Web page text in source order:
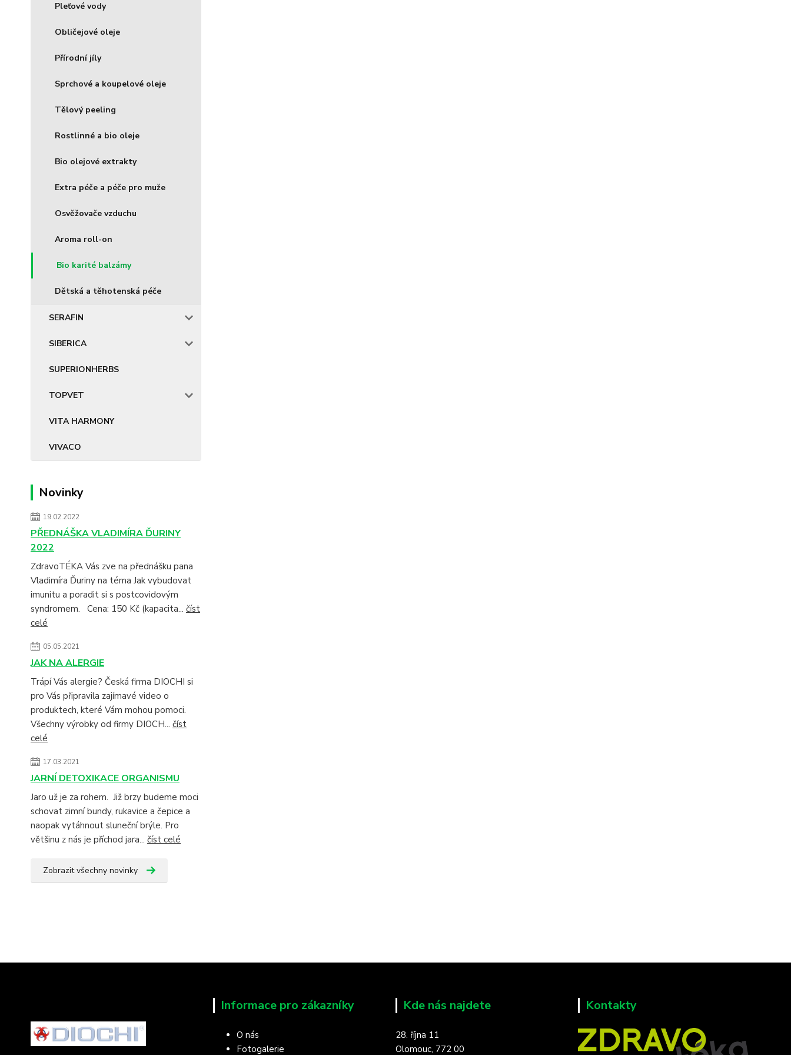
Pleťové vody
Obličejové oleje
Přírodní jíly
Sprchové a koupelové oleje
Tělový peeling
Rostlinné a bio oleje
Bio olejové extrakty
Extra péče a péče pro muže
Osvěžovače vzduchu
Aroma roll-on
Bio karité balzámy
Dětská a těhotenská péče
SERAFIN
SIBERICA
SUPERIONHERBS
TOPVET
VITA HARMONY
VIVACO
Novinky
19.02.2022
PŘEDNÁŠKA VLADIMÍRA ĎURINY
2022
ZdravoTÉKA Vás zve na přednášku pana
Vladimíra Ďuriny na téma Jak vybudovat
imunitu a poradit si s postcovidovým
syndromem. Cena: 150 Kč (kapacita... číst
celé
05.05.2021
JAK NA ALERGIE
Trápí Vás alergie? Česká firma DIOCHI si
pro Vás připravila zajímavé video o
produktech, které Vám mohou pomoci.
Všechny výrobky od firmy DIOCH... číst
celé
17.03.2021
JARNÍ DETOXIKACE ORGANISMU
Jaro už je za rohem. Již brzy budeme moci
schovat zimní bundy, rukavice a čepice a
naopak vytáhnout sluneční brýle. Pro
většinu z nás je příchod jara... číst celé
Zobrazit všechny novinky
Informace pro zákazníky
O nás
Fotogalerie
Kde nás najdete
28. října 11
Olomouc, 772 00
Kontakty